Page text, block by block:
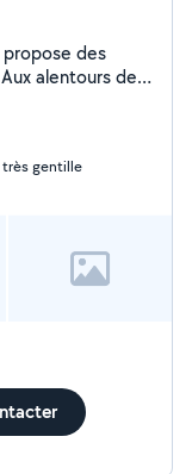
alentours de
très gentille